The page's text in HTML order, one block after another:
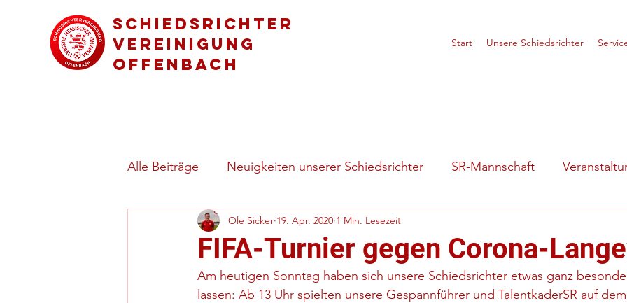
Schiedsrichter
vereinigung
Offenbach
Start Unsere Schiedsrichter
Alle Beiträge Neuigkeiten unserer Schiedsrichter SR-Mannschaft
Regeln & besondere Spielsituationen Vorstellung
FIFA-Turnier gegen Corona-
Ole Sicker 19. Apr. 2020 1 Min. Lesezeit
Am heutigen Sonntag haben sich unsere Schiedsrichter etwas ganz
lassen: Ab 13 Uhr spielten unsere Gespannführer und TalentkaderSR auf